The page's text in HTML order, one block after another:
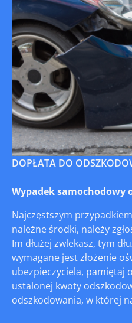
DOPŁATA DO
Wypadek samochodowy
Najczęstszym
należne środki, należy
Im dłużej zwlekasz, tym
wymagane jest złożenie
ubezpieczyciela, pamiętaj
ustalonej kwoty
odszkodowania, w której